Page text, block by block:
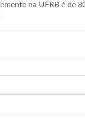
na UFRB é de